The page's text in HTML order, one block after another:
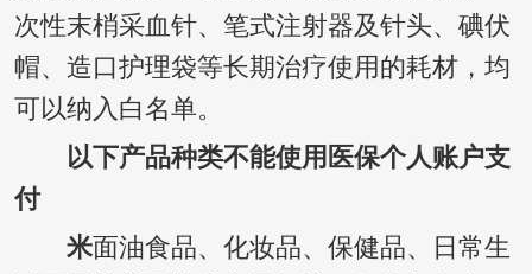
次性末梢采血针、笔式注射器及针头、碘伏
帽、造口护理袋等长期治疗使用的耗材，均
可以纳入白名单。
以下产品种类不能使用医保个人账户支
付
米面油食品、化妆品、保健品、日常生